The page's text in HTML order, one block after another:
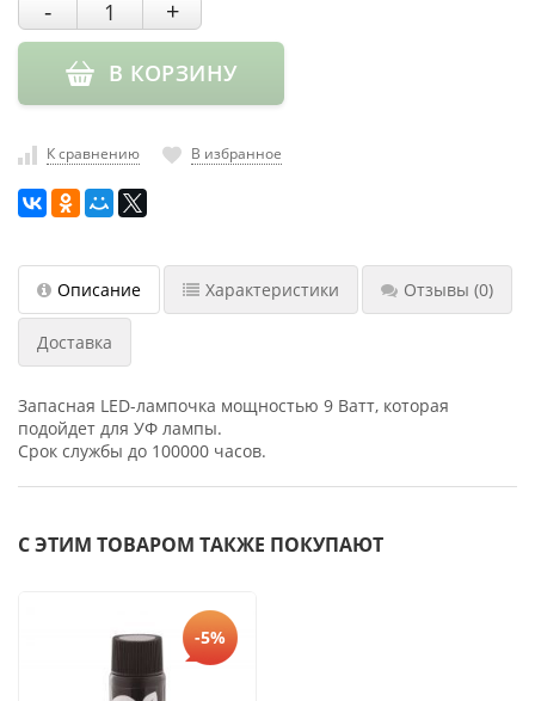
Пылесосы
Стерилизаторы
УЗ-ванны
Фрезы и
Хранение
инструмента
- +
В КОРЗИНУ
К сравнению В избранное
Описание Характеристики Отзывы (0)
Доставка
Запасная LED-лампочка мощностью 9 Ватт, которая
подойдет для УФ лампы.
Срок службы до 100000 часов.
С ЭТИМ ТОВАРОМ ТАКЖЕ ПОКУПАЮТ
-5%